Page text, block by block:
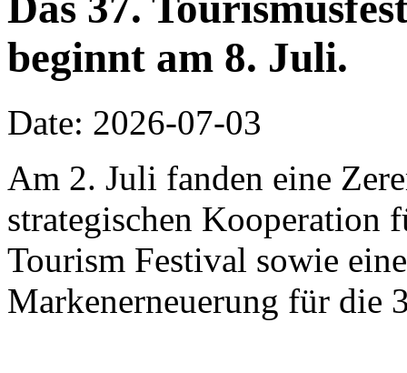
beginnt am 8. Juli.
Date: 2026-07-03
Am 2. Juli fanden eine
strategischen Kooperation
Tourism Festival sowie
Markenerneuerung für die